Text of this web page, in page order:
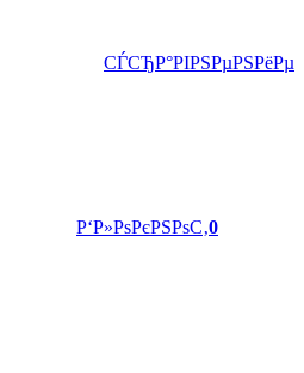
СЃСЂР°РІРЅРµРЅРёРµ
Р‘Р»РѕРєРЅРѕС‚0